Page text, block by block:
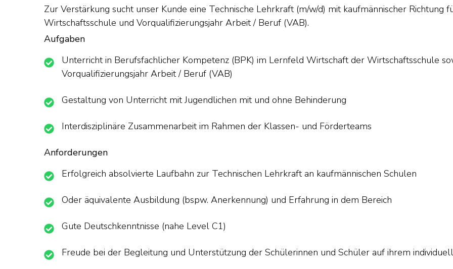
Zur Verstärkung sucht unser Kunde eine Technische Lehrkraft (m/w/d) mit kaufmännischer Richtung
Wirtschaftsschule und Vorqualifizierungsjahr Arbeit / Beruf (VAB).
Aufgaben
Unterricht in Berufsfachlicher Kompetenz (BPK) im Lernfeld Wirtschaft der Wirtschaftsschule
Vorqualifizierungsjahr Arbeit / Beruf (VAB)
Gestaltung von Unterricht mit Jugendlichen mit und ohne Behinderung
Interdisziplinäre Zusammenarbeit im Rahmen der Klassen- und Förderteams
Anforderungen
Erfolgreich absolvierte Laufbahn zur Technischen Lehrkraft an kaufmännischen Schulen
Oder äquivalente Ausbildung (bspw. Anerkennung) und Erfahrung in dem Bereich
Gute Deutschkenntnisse (nahe Level C1)
Freude bei der Begleitung und Unterstützung der Schülerinnen und Schüler auf ihrem